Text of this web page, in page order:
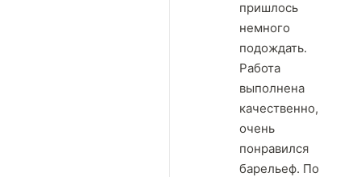
пришлось
немного
подождать.
Работа
выполнена
качественно,
очень
понравился
барельеф. По